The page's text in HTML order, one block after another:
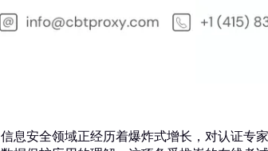
信息安全领域正经历着爆炸式增长，对认证专